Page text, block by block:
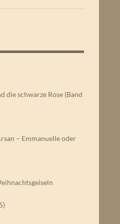
die schwarze Rose (Band
– Emmanuelle oder